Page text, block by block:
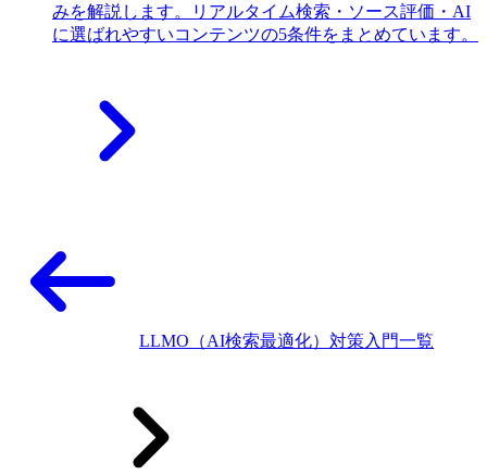
みを解説します。リアルタイム検索・ソース評価・AI
に選ばれやすいコンテンツの5条件をまとめています。
LLMO（AI検索最適化）対策入門一覧